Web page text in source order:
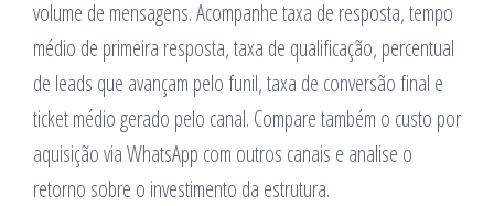
volume de mensagens. Acompanhe taxa de resposta, tempo
médio de primeira resposta, taxa de qualificação, percentual
de leads que avançam pelo funil, taxa de conversão final e
ticket médio gerado pelo canal. Compare também o custo por
aquisição via WhatsApp com outros canais e analise o
retorno sobre o investimento da estrutura.